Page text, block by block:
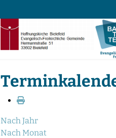
Nach Jahr
Nach Monat